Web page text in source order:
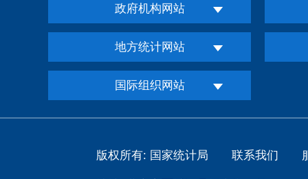
政府机构网站
地方统计网站
国际组织网站
版权所有: 国家统计局 联系我们